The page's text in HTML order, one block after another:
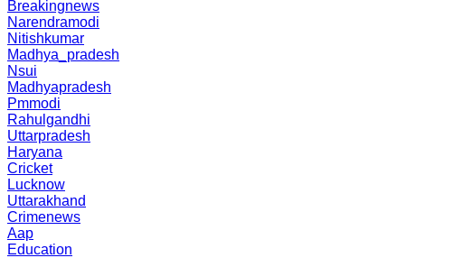
Breakingnews
Narendramodi
Nitishkumar
Madhya_pradesh
Nsui
Madhyapradesh
Pmmodi
Rahulgandhi
Uttarpradesh
Haryana
Cricket
Lucknow
Uttarakhand
Crimenews
Aap
Education